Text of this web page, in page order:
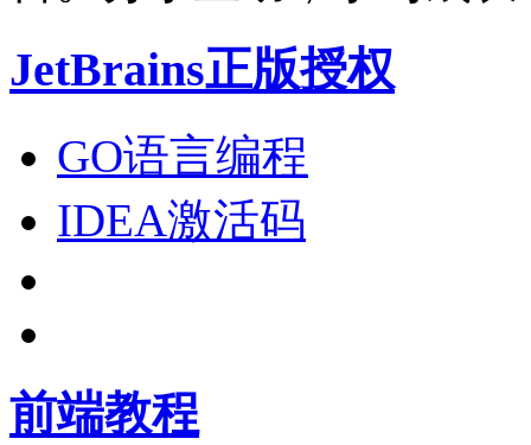
JetBrains正版授权
GO语言编程
IDEA激活码
前端教程